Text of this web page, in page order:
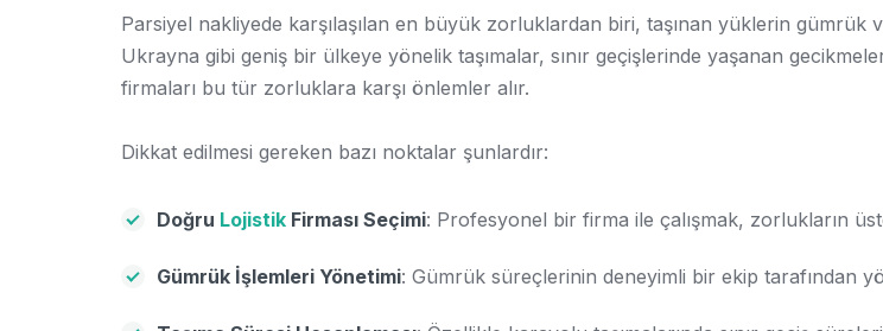
Parsiyel nakliyede karşılaşılan en büyük zorluklardan biri, taşınan yüklerin gümrük
Ukrayna gibi geniş bir ülkeye yönelik taşımalar, sınır geçişlerinde yaşanan
firmaları bu tür zorluklara karşı önlemler alır.
Dikkat edilmesi gereken bazı noktalar şunlardır:
Doğru Lojistik Firması Seçimi: Profesyonel bir firma ile çalışmak, zorlukların
Gümrük İşlemleri Yönetimi: Gümrük süreçlerinin deneyimli bir ekip tarafından